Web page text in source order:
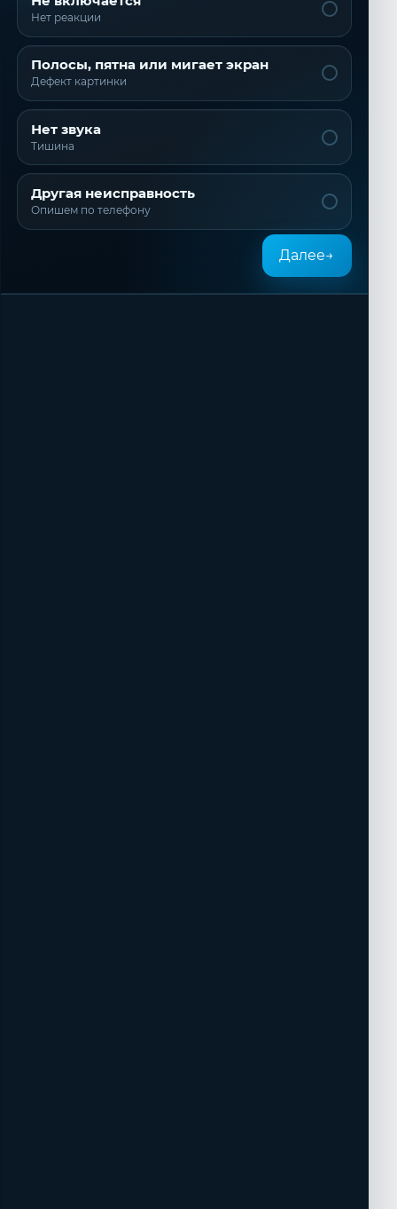
Нет реакции
Полосы, пятна или мигает экран
Дефект картинки
Нет звука
Тишина
Другая неисправность
Опишем по телефону
Далее→